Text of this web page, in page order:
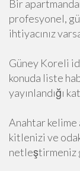
Bir
profesyonel,
ihtiyacınız
Güney Koreli
konuda liste
yayınlandığı
Anahtar kelime
kitlenizi ve
netleştirmeniz